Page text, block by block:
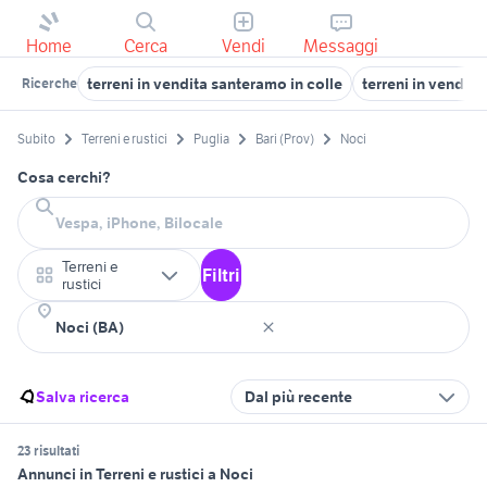
Home Cerca Vendi Messaggi
Ricerche terreni in vendita santeramo in colle terreni in
Subito Terreni e rustici Puglia Bari (Prov) Noci
Cosa cerchi?
Terreni e
rustici
Filtri
Salva ricerca Dal più recente
23 risultati
Annunci in Terreni e rustici a Noci